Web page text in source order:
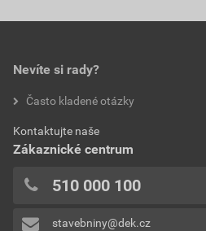
Nevíte si rady?
Často kladené otázky
Kontaktujte naše
Zákaznické centrum
510 000 100
stavebniny@dek.cz